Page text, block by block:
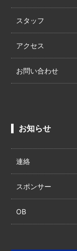
スタッフ
アクセス
お問い合わせ
お知らせ
連絡
スポンサー
OB